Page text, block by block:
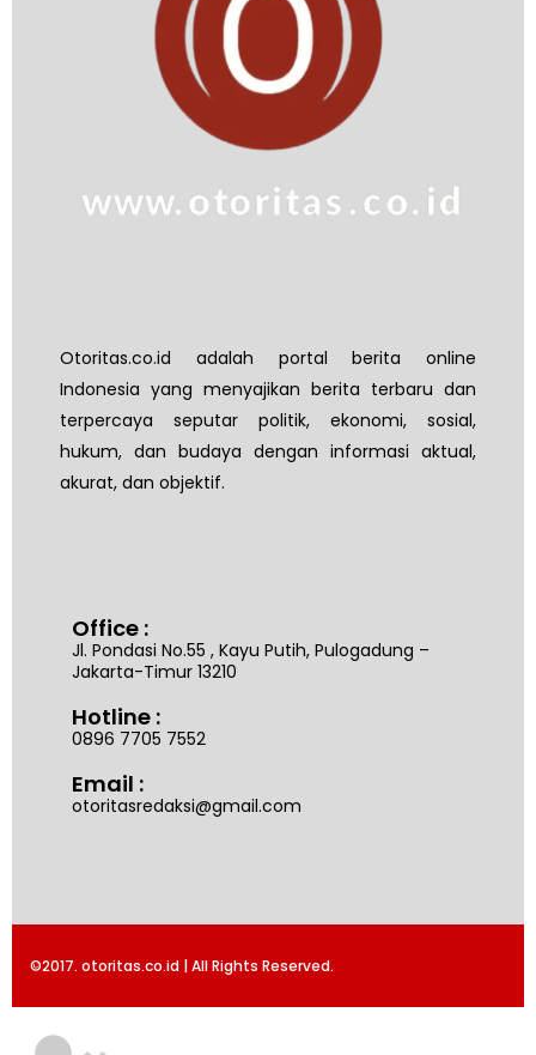
Otoritas.co.id adalah portal berita online
Indonesia yang menyajikan berita terbaru dan
terpercaya seputar politik, ekonomi, sosial,
hukum, dan budaya dengan informasi aktual,
akurat, dan objektif.
Office :
Jl. Pondasi No.55 , Kayu Putih, Pulogadung –
Jakarta-Timur 13210
Hotline :
0896 7705 7552
Email :
otoritasredaksi@gmail.com
©2017. otoritas.co.id | All Rights Reserved.